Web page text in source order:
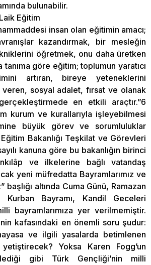
bulunabilir.
Eğitim
insan olan eğitimin amacı;
kazandırmak, bir mesleğin
öğretmek, onu daha üretken
tanıma göre eğitim; toplumun yaratıcı
artıran, bireye yeteneklerini
veren, sosyal adalet, fırsat ve olanak
en etkili araçtır.”6
kurum ve kurallarıyla işleyebilmesi
büyük görev ve sorumluluklar
Bakanlığı Teşkilat ve Görevleri
kanuna göre bu bakanlığın birinci
ve ilkelerine bağlı vatandaş
yeni müfredatta Bayramlarımız ve
başlığı altında Cuma Günü, Ramazan
Kurban Bayramı, Kandil Geceleri
bayramlarımıza yer verilmemiştir.
kafasındaki en önemli soru şudur:
ve ilgili yasalarda betimlenen
yetiştirecek? Yoksa Karen Fogg’un
gibi Türk Gençliği’nin milli